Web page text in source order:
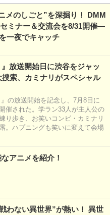
メのしごと”を深掘り！ DMM
ミナー＆交流会を8/31開催―
一夜でキャッチ
放送開始日に渋谷をジャッ
索、カミナリがスペシャル
の放送開始を記念し、7月8日に
催された。学ラン33人が主人公の
り歩き、お笑いコンビ・カミナリ
。ハプニングも笑いに変えて会場
アニメを紹介！
わない異世界”が熱い！ 異世